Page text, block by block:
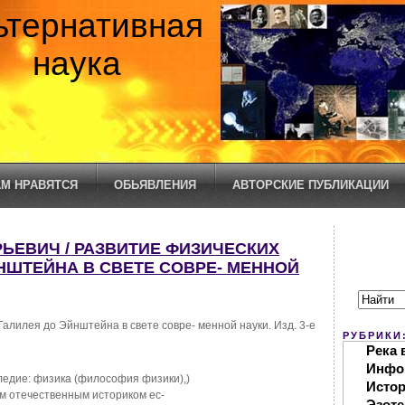
наука
НРАВЯТСЯ ОБЬЯВЛЕНИЯ АВТОРСКИЕ ПУБЛИКАЦИИ
/ РАЗВИТИЕ ФИЗИЧЕСКИХ
В СВЕТЕ СОВРЕ- МЕННОЙ
до Эйнштейна в свете совре- менной науки. Изд. 3-е
физика (философия физики),)
отечественным историком ес-
Река